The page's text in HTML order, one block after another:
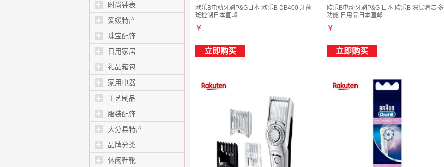
时尚钟表
爱媛特产
珠宝配饰
日用家居
礼品箱包
家用电器
工艺制品
服装配饰
大分县特产
品牌分类
休闲鞋靴
欧乐B电动牙刷P&G日本 欧乐B DB400 牙菌
斑控制日本直邮
￥
立即购买
欧乐B电动牙刷P&G 日本 欧乐B 深层清洁 多
功能 日用品日本直邮
￥
立即购买